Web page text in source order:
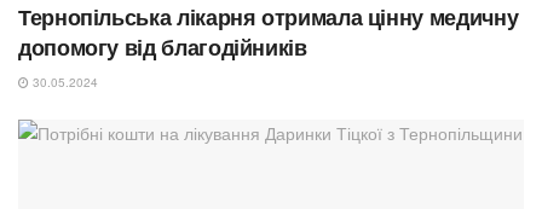
Тернопільська лікарня отримала цінну медичну
допомогу від благодійників
30.05.2024